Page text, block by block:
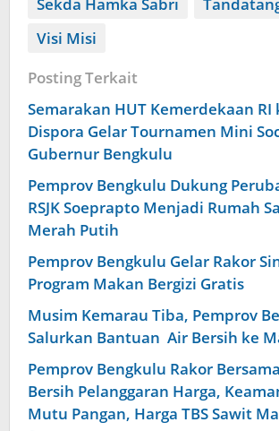
Visi Misi
Posting Terkait
Semarakan HUT Kemerdekaan RI
Dispora Gelar Tournamen Mini
Gubernur Bengkulu
Pemprov Bengkulu Dukung
RSJK Soeprapto Menjadi Rumah
Merah Putih
Pemprov Bengkulu Gelar Rakor
Program Makan Bergizi Gratis
Musim Kemarau Tiba, Pemprov
Salurkan Bantuan Air Bersih ke
Pemprov Bengkulu Rakor
Bersih Pelanggaran Harga,
Mutu Pangan, Harga TBS Sawit